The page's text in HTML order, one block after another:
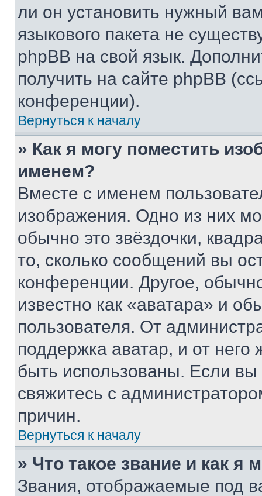
ли он установить нужный
языкового пакета не
phpBB на свой язык.
получить на сайте phpBB
конференции).
Вернуться к началу
» Как я могу поместить
именем?
Вместе с именем
изображения. Одно из них
обычно это звёздочки,
то, сколько сообщений вы
конференции. Другое,
известно как «аватара» и
пользователя. От
поддержка аватар, и от него
быть использованы. Если
свяжитесь с
причин.
Вернуться к началу
» Что такое звание и как я
Звания, отображаемые под